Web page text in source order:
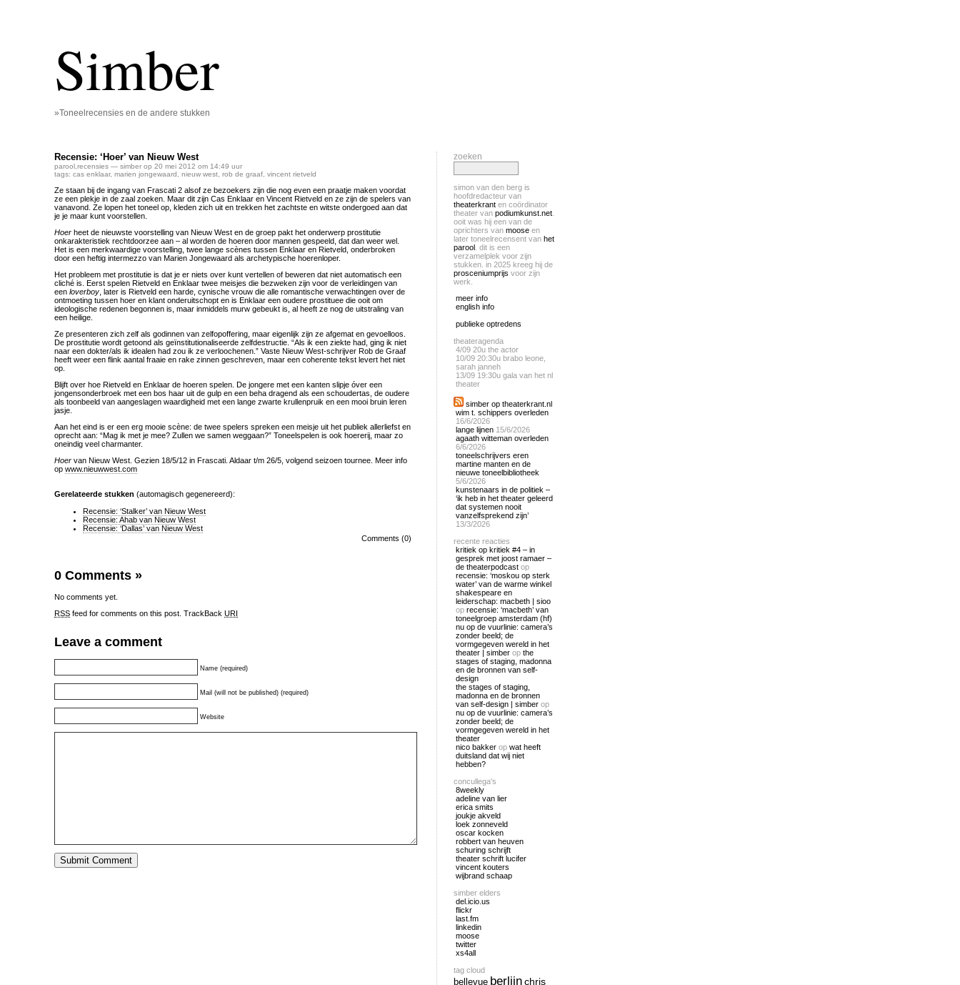
Simber
»Toneelrecensies en de andere stukken
Recensie: ‘Hoer’ van Nieuw West
parool recensies — simber op 20 mei 2012 om 14:49 uur
tags: cas enklaar, marien jongewaard nieuw west rob de graaf vincent rietveld
Ze staan bij de ingang van Frascati 2 alsof ze bezoekers zijn die nog even een praatje maken voordat
ze een plekje in de zaal zoeken. Maar dit zijn Cas Enklaar en Vincent Rietveld en ze zijn de spelers van
vanavond. Ze lopen het toneel op, kleden zich uit en trekken het zachtste en witste ondergoed aan dat
je je maar kunt voorstellen.
Hoer heet de nieuwste voorstelling van Nieuw West en de groep pakt het onderwerp prostitutie
onkarakteristiek rechtdoorzee aan – al worden de hoeren door mannen gespeeld, dat dan weer wel.
Het is een merkwaardige voorstelling, twee lange scènes tussen Enklaar en Rietveld, onderbroken
door een heftig intermezzo van Marien Jongewaard als archetypische hoerenloper.
Het probleem met prostitutie is dat je er niets over kunt vertellen of beweren dat niet automatisch een
cliché is. Eerst spelen Rietveld en Enklaar twee meisjes die bezweken zijn voor de verleidingen van
een loverboy , later is Rietveld een harde, cynische vrouw die alle romantische verwachtingen over de
ontmoeting tussen hoer en klant onderuitschopt en is Enklaar een oudere prostituee die ooit om
ideologische redenen begonnen is, maar inmiddels murw gebeukt is, al heeft ze nog de uitstraling van
een heilige.
Ze presenteren zich zelf als godinnen van zelfopoffering, maar eigenlijk zijn ze afgemat en gevoelloos.
De prostitutie wordt getoond als geïnstitutionaliseerde zelfdestructie. “Als ik een ziekte had, ging ik niet
naar een dokter/als ik idealen had zou ik ze verloochenen.” Vaste Nieuw West-schrijver Rob de Graaf
heeft weer een flink aantal fraaie en rake zinnen geschreven, maar een coherente tekst levert het niet
op.
Blijft over hoe Rietveld en Enklaar de hoeren spelen. De jongere met een kanten slipje óver een
jongensonderbroek met een bos haar uit de gulp en een beha dragend als een schoudertas, de oudere
als toonbeeld van aangeslagen waardigheid met een lange zwarte krullenpruik en een mooi bruin leren
jasje.
Aan het eind is er een erg mooie scène: de twee spelers spreken een meisje uit het publiek allerliefst en
oprecht aan: “Mag ik met je mee? Zullen we samen weggaan?” Toneelspelen is ook hoererij, maar zo
oneindig veel charmanter.
Hoer van Nieuw West. Gezien 18/5/12 in Frascati. Aldaar t/m 26/5, volgend seizoen tournee. Meer info
op www.nieuwwest.com
Gerelateerde stukken (automagisch gegenereerd):
Recensie: ‘Stalker’ van Nieuw West
Recensie: Ahab van Nieuw West
Recensie: ‘Dallas’ van Nieuw West
Comments (0)
0 Comments »
No comments yet.
RSS feed for comments on this post. TrackBack URI
Leave a comment
Name (required)
Mail (will not be published) (required)
Website
zoeken
simon van den berg is
hoofdredacteur van
theaterkrant en coördinator
theater van podiumkunst.net
ooit was hij een van de
oprichters van moose en
later toneelrecensent van het
parool . dit is een
verzamelplek voor zijn
stukken. in 2025 kreeg hij de
prosceniumprijs voor zijn
werk.
meer info
english info
publieke optredens
theateragenda
4/09 20u the actor
10/09 20:30u brabo leone,
sarah janneh
13/09 19:30u gala van het nl
theater
simber op theaterkrant.nl
wim t. schippers overleden
16/6/2026
lange lijnen 15/6/2026
agaath witteman overleden
6/6/2026
toneelschrijvers eren
martine manten en de
nieuwe toneelbibliotheek
5/6/2026
kunstenaars in de politiek –
‘ik heb in het theater geleerd
dat systemen nooit
vanzelfsprekend zijn’
13/3/2026
recente reacties
kritiek op kritiek #4 – in
gesprek met joost ramaer –
de theaterpodcast op
recensie: ‘moskou op sterk
water’ van de warme winkel
shakespeare en
leiderschap: macbeth | sioo
op recensie: ‘macbeth’ van
toneelgroep amsterdam (hf)
nu op de vuurlinie: camera’s
zonder beeld; de
vormgegeven wereld in het
theater | simber op the
stages of staging, madonna
en de bronnen van self-
design
the stages of staging,
madonna en de bronnen
van self-design | simber op
nu op de vuurlinie: camera’s
zonder beeld; de
vormgegeven wereld in het
theater
nico bakker op wat heeft
duitsland dat wij niet
hebben?
concullega's
8weekly
adeline van lier
erica smits
joukje akveld
loek zonneveld
oscar kocken
robbert van heuven
schuring schrijft
theater schrift lucifer
vincent kouters
wijbrand schaap
simber elders
del.icio.us
flickr
last.fm
linkedin
moose
twitter
xs4all
tag cloud
bellevue berlijnchris